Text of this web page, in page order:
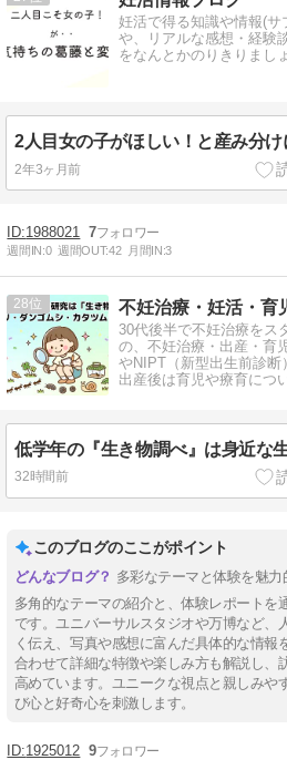
妊活で得る知識や情報(
や、リアルな感想・経験
をなんとかのりきりまし
2年3ヶ月前
1988021 7
週間IN:0 週間OUT:42 月間IN:3
28
30代後半で不妊治療をス
の、不妊治療・出産・育
やNIPT（新型出生前診断
出産後は育児や療育につ
32時間前
このブログのここがポイント
多彩なテーマと体験を魅力
多角的なテーマの紹介と、体験レポートを
です。ユニバーサルスタジオや万博など、
く伝え、写真や感想に富んだ具体的な情報
合わせて詳細な特徴や楽しみ方も解説し、
高めています。ユニークな視点と親しみや
び心と好奇心を刺激します。
1925012 9